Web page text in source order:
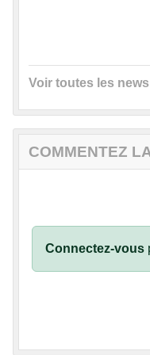
Voir toutes les news
COMMENTEZ
Connectez-vous